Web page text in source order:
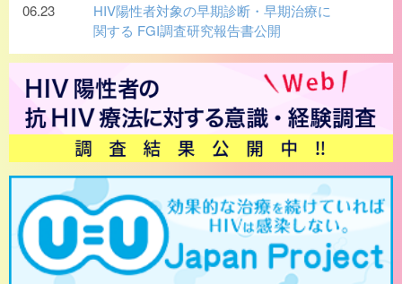
06.23
HIV陽性者対象の早期診断・早期治療に
関する FGI調査研究報告書公開